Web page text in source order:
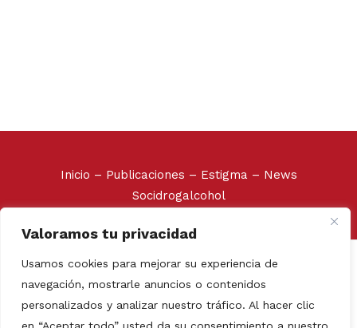
Valoramos tu privacidad
Usamos cookies para mejorar su experiencia de
navegación, mostrarle anuncios o contenidos
personalizados y analizar nuestro tráfico. Al hacer clic
Inicio – Publicaciones – Estigma – News
Socidrogalcohol
Avda. de Vallcarca 180, 08023 Barcelona. Tel/Fax: +34
93 210 38 54
Web realizada por: Grupo Prosistel Technology